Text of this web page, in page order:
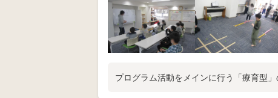
プログラム活動をメインに行う「療育型」